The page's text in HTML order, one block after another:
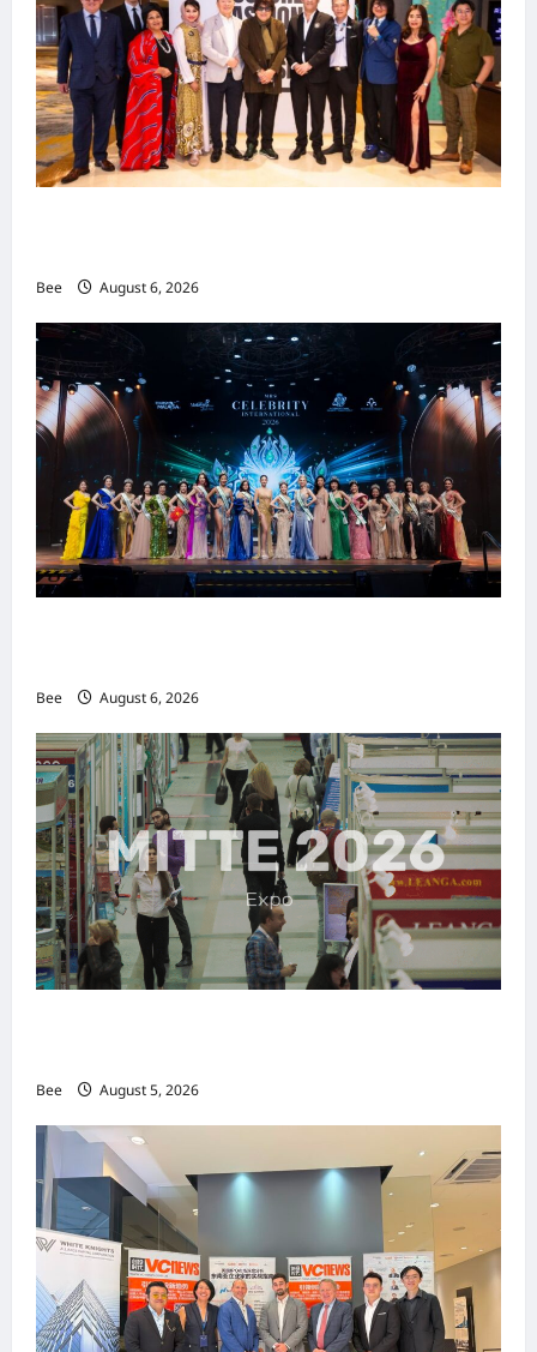
Bee August 6, 2026
Bee August 6, 2026
Bee August 5, 2026